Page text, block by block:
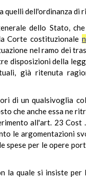
quelli dell'ordinanza di
dello Stato,
Corte costituzionale
nel ramo dei
disposizioni della
già ritenuta
di un qualsivoglia
che anche essa ne
all'art. 23 Cost
le argomentazioni
spese per le opere
la quale si insiste per